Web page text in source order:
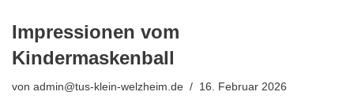
Impressionen vom
Kindermaskenball
von admin@tus-klein-welzheim.de 16. Februar 2026